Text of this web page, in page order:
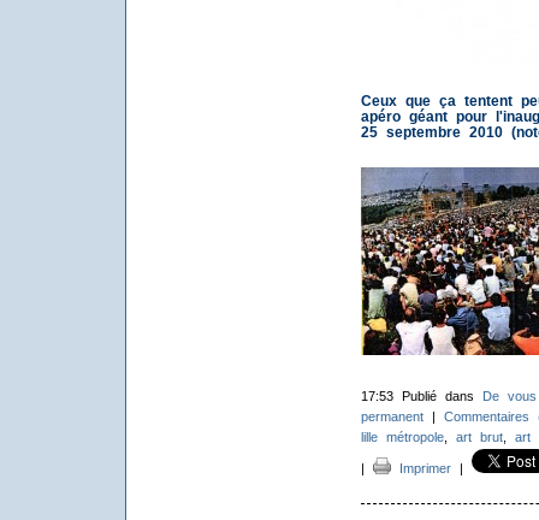
Ceux que ça tentent
apéro géant pour
25 septembre 2010
17:53 Publié dans
De
permanent| Commentaires
lille métropole, art brut, art
| Imprimer|